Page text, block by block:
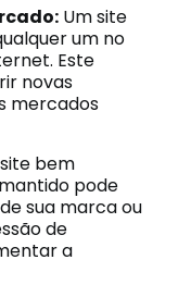
Um site
um no
Este
novas
mercados
bem
pode
sua marca ou
de
a